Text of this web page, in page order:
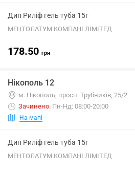
Дип Риліф гель туба 15г
МЕНТОЛАТУМ КОМПАНІ ЛІМІТЕД
178.50 грн
Нікополь 12
м. Нікополь, просп. Трубників, 25/2
Зачинено. Пн-Нд: 08:00-20:00
На мапі
Дип Риліф гель туба 15г
МЕНТОЛАТУМ КОМПАНІ ЛІМІТЕД